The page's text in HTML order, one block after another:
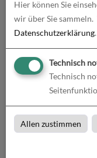
Abschlussarbeit |
zum Artikel
Hier können Sie
wir über Sie sammeln.
Datenschutzerklärung.
Technisch
Technisch
Allen zustimmen